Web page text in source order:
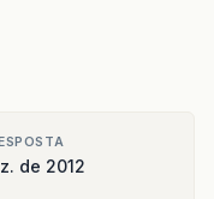
de 2012